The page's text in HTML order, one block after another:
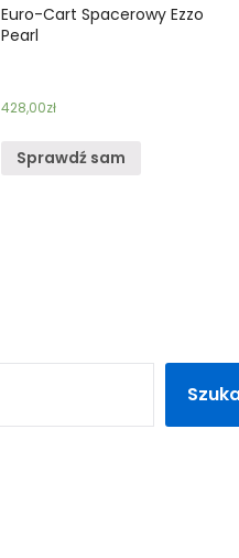
Euro-Cart Spacerowy Ezzo
Pearl
428,00zł
Sprawdź sam